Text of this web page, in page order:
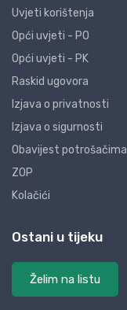
Uvjeti korištenja
Opći uvjeti - PO
Opći uvjeti - PK
Raskid ugovora
Izjava o privatnosti
Izjava o sigurnosti
Obavijest potrošačima
ZOP
Kolačići
Ostani u tijeku
Želim na listu